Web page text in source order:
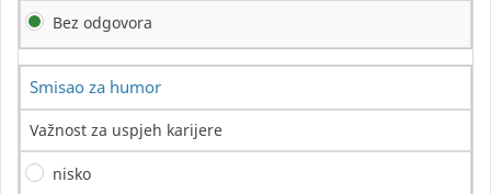
Bez odgovora
Smisao za humor
Važnost za uspjeh karijere
nisko